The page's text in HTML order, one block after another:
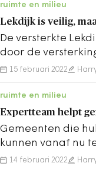
ruimte en milieu
Lekdijk is veilig,
De versterkte
door de
goed afgewikkeld.
15 februari 2022
ruimte en milieu
Expertteam helpt
Gemeenten die
kunnen vanaf nu
Klimaatadaptatie.
14 februari 2022